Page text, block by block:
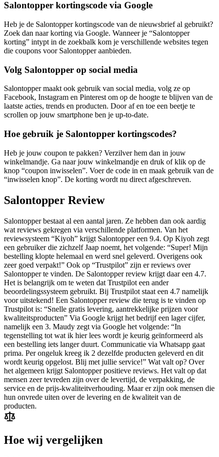
Salontopper kortingscode via Google
Heb je de Salontopper kortingscode van de nieuwsbrief al gebruikt?
Zoek dan naar korting via Google. Wanneer je “Salontopper
korting” intypt in de zoekbalk kom je verschillende websites tegen
die coupons voor Salontopper aanbieden.
Volg Salontopper op social media
Salontopper maakt ook gebruik van social media, volg ze op
Facebook, Instagram en Pinterest om op de hoogte te blijven van de
laatste acties, trends en producten. Door af en toe een beetje te
scrollen op jouw smartphone ben je up-to-date.
Hoe gebruik je Salontopper kortingscodes?
Heb je jouw coupon te pakken? Verzilver hem dan in jouw
winkelmandje. Ga naar jouw winkelmandje en druk of klik op de
knop “coupon inwisselen”. Voer de code in en maak gebruik van de
“inwisselen knop”. De korting wordt nu direct afgeschreven.
Salontopper Review
Salontopper bestaat al een aantal jaren. Ze hebben dan ook aardig
wat reviews gekregen via verschillende platformen. Van het
reviewsysteem “Kiyoh” krijgt Salontopper een 9.4. Op Kiyoh zegt
een gebruiker die zichzelf Jaap noemt, het volgende: “Super! Mijn
bestelling klopte helemaal en werd snel geleverd. Overigens ook
zeer goed verpakt!” Ook op “Trustpilot” zijn er reviews over
Salontopper te vinden. De Salontopper review krijgt daar een 4.7.
Het is belangrijk om te weten dat Trustpilot een ander
beoordelingssysteem gebruikt. Bij Trustpilot staat een 4.7 namelijk
voor uitstekend! Een Salontopper review die terug is te vinden op
Trustpilot is: “Snelle gratis levering, aantrekkelijke prijzen voor
kwaliteitsproducten” Via Google krijgt het bedrijf een lager cijfer,
namelijk een 3. Maudy zegt via Google het volgende: “In
tegenstelling tot wat ik hier lees wordt je keurig geïnformeerd als
een bestelling iets langer duurt. Communicatie via Whatsapp gaat
prima. Per ongeluk kreeg ik 2 dezelfde producten geleverd en dit
wordt keurig opgelost. Blij met jullie service!” Wat valt op? Over
het algemeen krijgt Salontopper positieve reviews. Het valt op dat
mensen zeer tevreden zijn over de levertijd, de verpakking, de
service en de prijs-kwaliteitverhouding. Maar er zijn ook mensen die
hun onvrede uiten over de levering en de kwaliteit van de
producten.
Hoe wij vergelijken